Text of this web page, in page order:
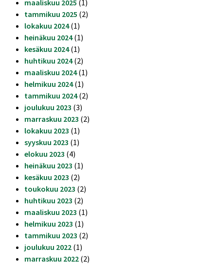
maaliskuu 2025 (1)
tammikuu 2025 (2)
lokakuu 2024(1)
heinäkuu 2024(1)
kesäkuu 2024(1)
huhtikuu 2024(2)
maaliskuu 2024(1)
helmikuu 2024(1)
tammikuu 2024(2)
joulukuu 2023 (3)
marraskuu 2023 (2)
lokakuu 2023 (1)
syyskuu 2023 (1)
elokuu 2023 (4)
heinäkuu 2023 (1)
kesäkuu 2023 (2)
toukokuu 2023 (2)
huhtikuu 2023 (2)
maaliskuu 2023 (1)
helmikuu 2023 (1)
tammikuu 2023 (2)
joulukuu 2022 (1)
marraskuu 2022 (2)